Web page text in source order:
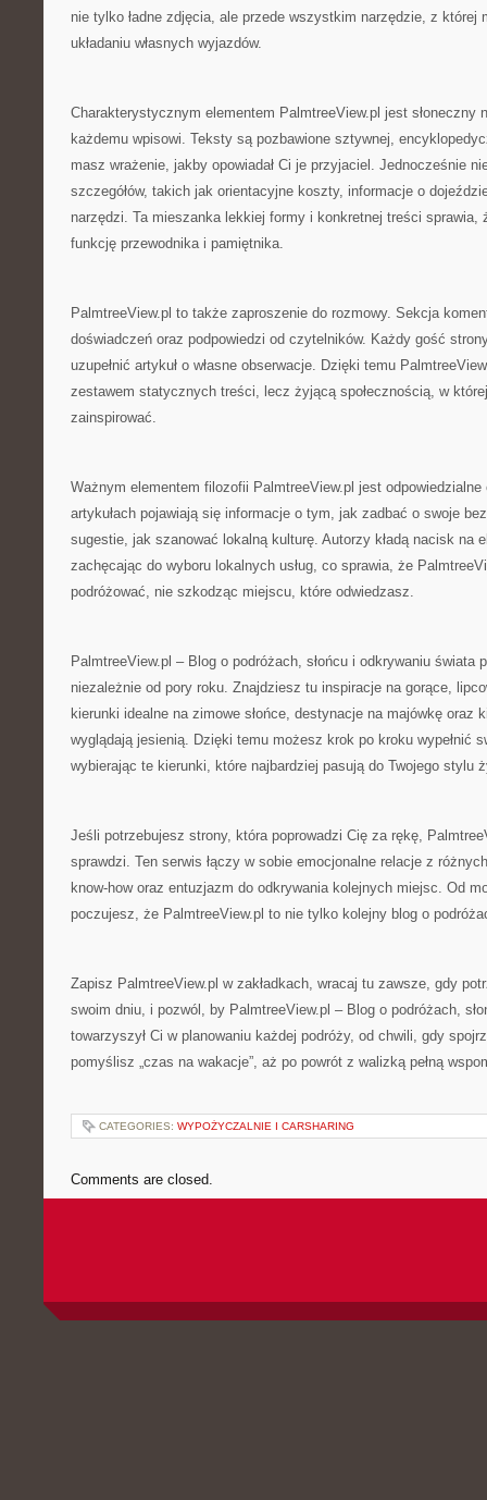
nie tylko ładne zdjęcia, ale przede wszystkim narzędzie, z której
układaniu własnych wyjazdów.
Charakterystycznym elementem PalmtreeView.pl jest słoneczny
każdemu wpisowi. Teksty są pozbawione sztywnej,
masz wrażenie, jakby opowiadał Ci je przyjaciel. Jednocześnie
szczegółów, takich jak orientacyjne koszty, informacje o
narzędzi. Ta mieszanka lekkiej formy i konkretnej treści sprawia,
funkcję przewodnika i pamiętnika.
PalmtreeView.pl to także zaproszenie do rozmowy. Sekcja
doświadczeń oraz podpowiedzi od czytelników. Każdy gość
uzupełnić artykuł o własne obserwacje. Dzięki temu
zestawem statycznych treści, lecz żyjącą społecznością, w
zainspirować.
Ważnym elementem filozofii PalmtreeView.pl jest
artykułach pojawiają się informacje o tym, jak zadbać o swoje
sugestie, jak szanować lokalną kulturę. Autorzy kładą nacisk na
zachęcając do wyboru lokalnych usług, co sprawia, że
podróżować, nie szkodząc miejscu, które odwiedzasz.
PalmtreeView.pl – Blog o podróżach, słońcu i odkrywaniu świata
niezależnie od pory roku. Znajdziesz tu inspiracje na gorące,
kierunki idealne na zimowe słońce, destynacje na majówkę oraz
wyglądają jesienią. Dzięki temu możesz krok po kroku wypełnić
wybierając te kierunki, które najbardziej pasują do Twojego stylu
Jeśli potrzebujesz strony, która poprowadzi Cię za rękę,
sprawdzi. Ten serwis łączy w sobie emocjonalne relacje z
know-how oraz entuzjazm do odkrywania kolejnych miejsc. Od
poczujesz, że PalmtreeView.pl to nie tylko kolejny blog o
Zapisz PalmtreeView.pl w zakładkach, wracaj tu zawsze, gdy
swoim dniu, i pozwól, by PalmtreeView.pl – Blog o podróżach,
towarzyszył Ci w planowaniu każdej podróży, od chwili, gdy
pomyślisz „czas na wakacje”, aż po powrót z walizką pełną
CATEGORIES: WYPOŻYCZALNIE I CARSHARING
Comments are closed.